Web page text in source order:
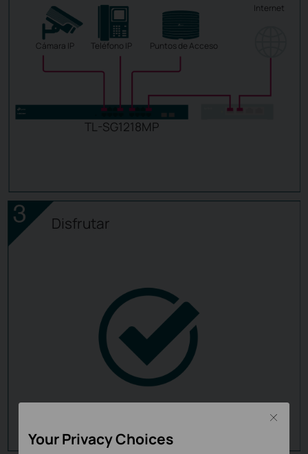
Cámara IP Teléfono IP Puntos de Acceso
Internet
TL-SG1218MP
Disfrutar
Your Privacy Choices
Close